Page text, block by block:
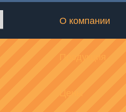
О компании